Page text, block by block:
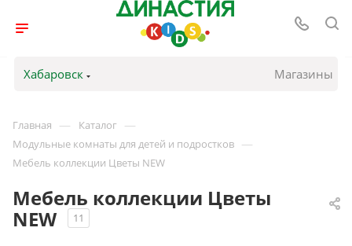
Хабаровск Магазины
Главная — Каталог —
Модульные комнаты для детей и подростков —
Мебель коллекции Цветы NEW
Мебель коллекции Цветы
NEW
11